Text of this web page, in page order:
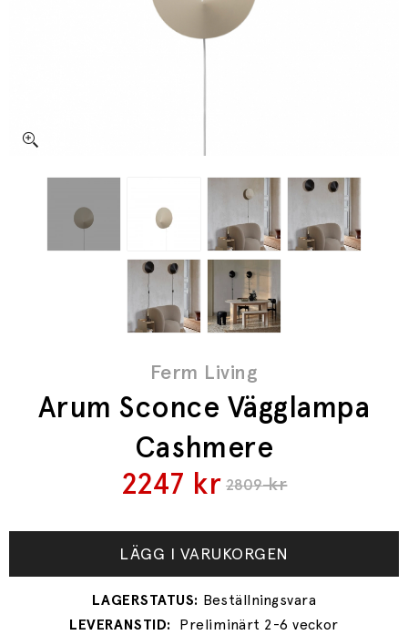
Ferm Living
Arum Sconce Vägglampa
Cashmere
2809kr
2247 kr
LÄGG I VARUKORGEN
Preliminärt 2-6 veckor